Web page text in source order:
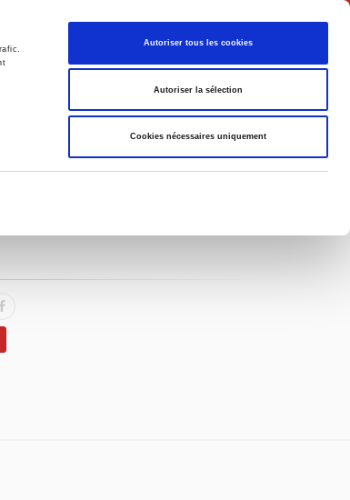
Autoriser tous les cookies
Autoriser la sélection
Cookies nécessaires uniquement
English